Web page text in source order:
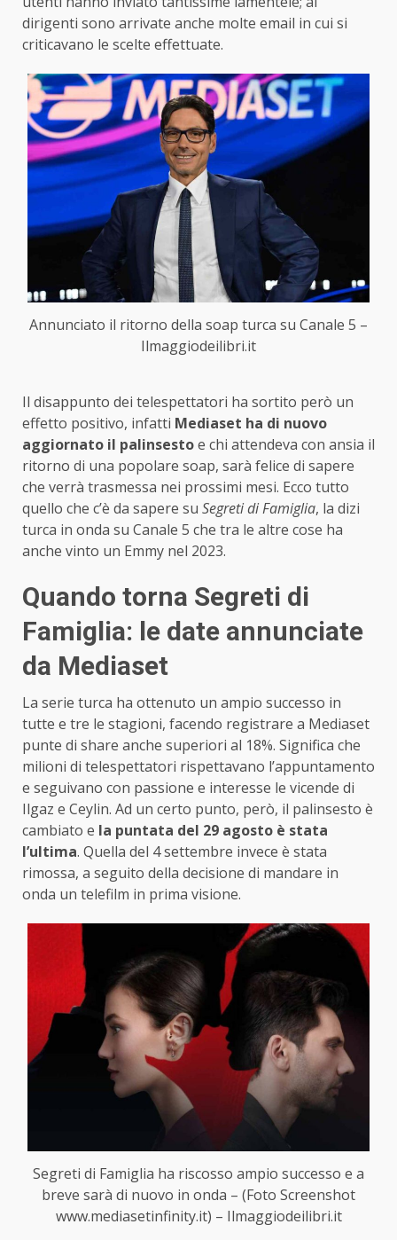
dirigenti sono arrivate anche molte email in cui si
criticavano le scelte effettuate.
Annunciato il ritorno della soap turca su Canale 5 –
Ilmaggiodeilibri.it
Il disappunto dei telespettatori ha sortito però un
effetto positivo, infatti Mediaset ha di nuovo
aggiornato il palinsestoe chi attendeva con ansia il
ritorno di una popolare soap, sarà felice di sapere
che verrà trasmessa nei prossimi mesi. Ecco tutto
quello che c’è da sapere su Segreti di Famiglia, la dizi
turca in onda su Canale 5 che tra le altre cose ha
anche vinto un Emmy nel 2023.
Quando torna Segreti di
Famiglia: le date annunciate
da Mediaset
La serie turca ha ottenuto un ampio successo in
tutte e tre le stagioni, facendo registrare a Mediaset
punte di share anche superiori al 18%. Significa che
milioni di telespettatori rispettavano l’appuntamento
e seguivano con passione e interesse le vicende di
Ilgaz e Ceylin. Ad un certo punto, però, il palinsesto è
cambiato e la puntata del 29 agosto è stata
l’ultima. Quella del 4 settembre invece è stata
rimossa, a seguito della decisione di mandare in
onda un telefilm in prima visione.
Segreti di Famiglia ha riscosso ampio successo e a
breve sarà di nuovo in onda – (Foto Screenshot
www.mediasetinfinity.it) – Ilmaggiodeilibri.it